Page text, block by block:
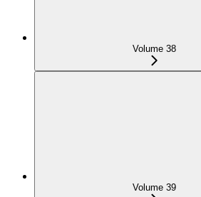
Volume 38
Volume 39